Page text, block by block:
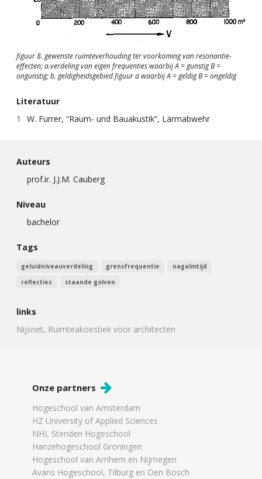
figuur 8. gewenste ruimteverhouding ter voorkoming van resonantie-
effecten; a.verdeling van eigen frequenties waarbij A = gunstig B =
ongunstig; b. geldigheidsgebied figuur a waarbij A = geldig B = ongeldig
Literatuur
W. Furrer, “Raum- und Bauakustik”, Lärmabwehr
Auteurs
prof.ir. J.J.M. Cauberg
Niveau
bachelor
Tags
geluidniveauverdeling grensfrequentie
nagalmtijd
reflecties
staande golven
links
Nijsnet, Ruimteakoestiek voor architecten
Onze partners
Hogeschool van Amsterdam
HZ University of Applied Sciences
NHL Stenden Hogeschool
Hanzehogeschool Groningen
Hogeschool van Arnhem en Nijmegen
Avans Hogeschool, Tilburg en Den Bosch